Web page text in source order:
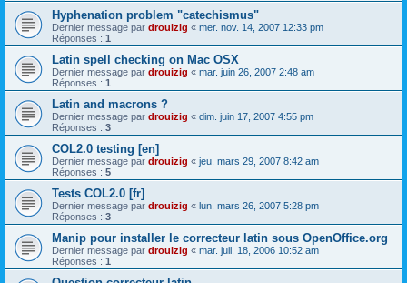
Hyphenation problem "catechismus"
Dernier message par drouizig « mer. nov. 14, 2007 12:33 pm
Réponses : 1
Latin spell checking on Mac OSX
Dernier message par drouizig « mar. juin 26, 2007 2:48 am
Réponses : 1
Latin and macrons ?
Dernier message par drouizig « dim. juin 17, 2007 4:55 pm
Réponses : 3
COL2.0 testing [en]
Dernier message par drouizig « jeu. mars 29, 2007 8:42 am
Réponses : 5
Tests COL2.0 [fr]
Dernier message par drouizig « lun. mars 26, 2007 5:28 pm
Réponses : 3
Manip pour installer le correcteur latin sous OpenOffice.org
Dernier message par drouizig « mar. juil. 18, 2006 10:52 am
Réponses : 1